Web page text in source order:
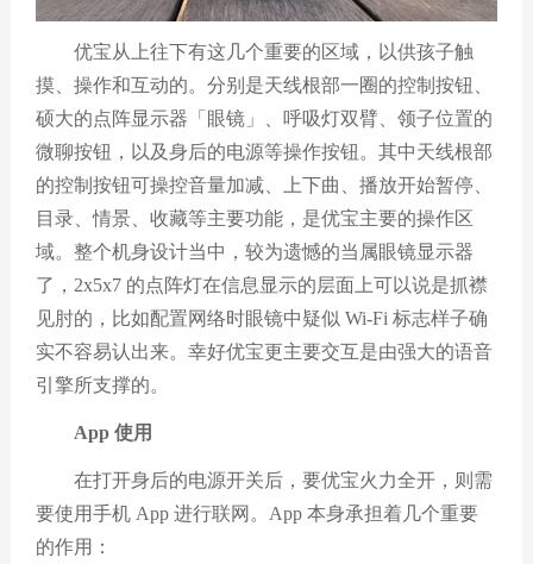
优宝从上往下有这几个重要的区域，以供孩子触
摸、操作和互动的。分别是天线根部一圈的控制按钮、
硕大的点阵显示器「眼镜」、呼吸灯双臂、领子位置的
微聊按钮，以及身后的电源等操作按钮。其中天线根部
的控制按钮可操控音量加减、上下曲、播放开始暂停、
目录、情景、收藏等主要功能，是优宝主要的操作区
域。整个机身设计当中，较为遗憾的当属眼镜显示器
了，2x5x7 的点阵灯在信息显示的层面上可以说是抓襟
见肘的，比如配置网络时眼镜中疑似 Wi-Fi 标志样子确
实不容易认出来。幸好优宝更主要交互是由强大的语音
引擎所支撑的。
App 使用
在打开身后的电源开关后，要优宝火力全开，则需
要使用手机 App 进行联网。App 本身承担着几个重要
的作用：